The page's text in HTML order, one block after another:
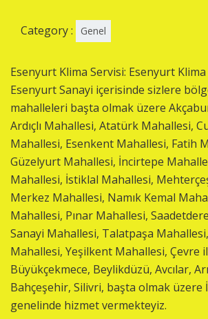
Category : Genel
Esenyurt Klima Servisi: Esenyurt
Esenyurt Sanayi içerisinde sizlere
mahalleleri başta olmak üzere
Ardıçlı Mahallesi, Atatürk Mahallesi,
Mahallesi, Esenkent Mahallesi, Fatih
Güzelyurt Mahallesi, İncirtepe
Mahallesi, İstiklal Mahallesi,
Merkez Mahallesi, Namık Kemal
Mahallesi, Pınar Mahallesi,
Sanayi Mahallesi, Talatpaşa
Mahallesi, Yeşilkent Mahallesi, Çevre
Büyükçekmece, Beylikdüzü, Avcılar,
Bahçeşehir, Silivri, başta olmak üzere
genelinde hizmet vermekteyiz.